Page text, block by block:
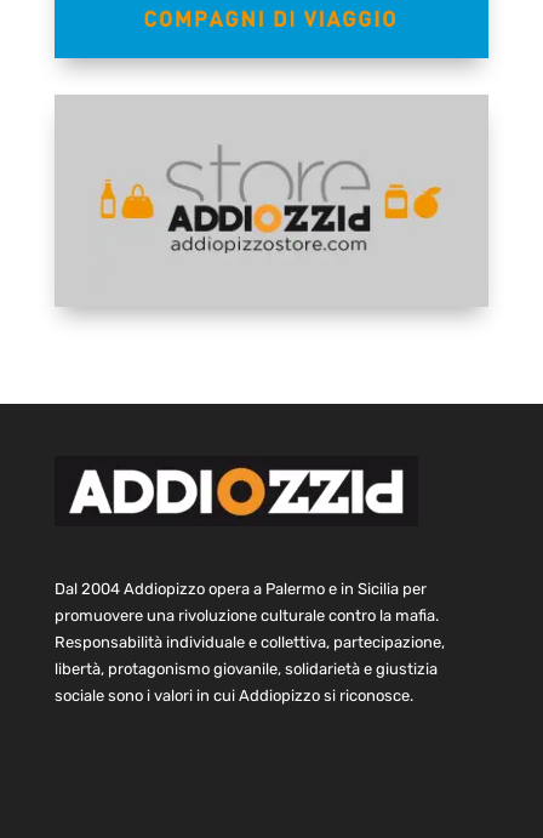
Dal 2004 Addiopizzo opera a Palermo e in Sicilia per
promuovere una rivoluzione culturale contro la mafia.
Responsabilità individuale e collettiva, partecipazione,
libertà, protagonismo giovanile, solidarietà e giustizia
sociale sono i valori in cui Addiopizzo si riconosce.